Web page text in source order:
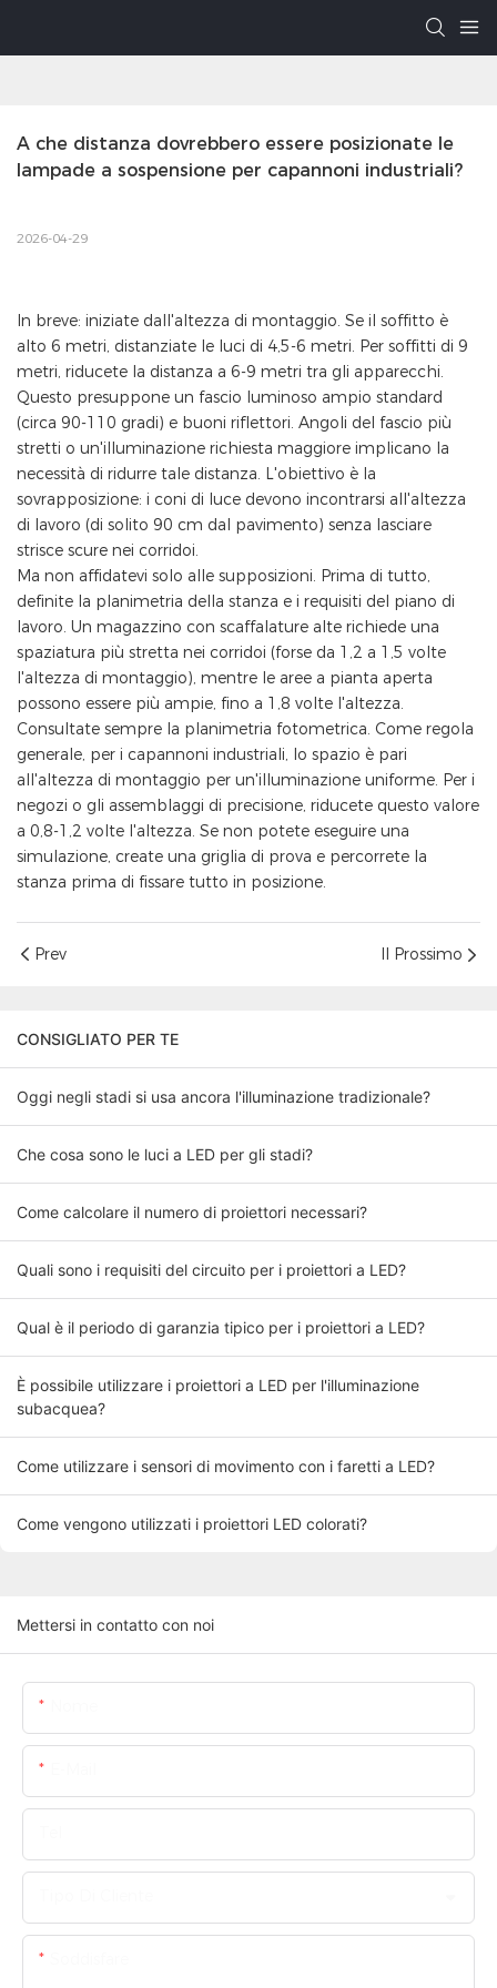
A che distanza dovrebbero essere posizionate le
lampade a sospensione per capannoni industriali?
2026-04-29
In breve: iniziate dall'altezza di montaggio. Se il soffitto è
alto 6 metri, distanziate le luci di 4,5-6 metri. Per soffitti di 9
metri, riducete la distanza a 6-9 metri tra gli apparecchi.
Questo presuppone un fascio luminoso ampio standard
(circa 90-110 gradi) e buoni riflettori. Angoli del fascio più
stretti o un'illuminazione richiesta maggiore implicano la
necessità di ridurre tale distanza. L'obiettivo è la
sovrapposizione: i coni di luce devono incontrarsi all'altezza
di lavoro (di solito 90 cm dal pavimento) senza lasciare
strisce scure nei corridoi.
Ma non affidatevi solo alle supposizioni. Prima di tutto,
definite la planimetria della stanza e i requisiti del piano di
lavoro. Un magazzino con scaffalature alte richiede una
spaziatura più stretta nei corridoi (forse da 1,2 a 1,5 volte
l'altezza di montaggio), mentre le aree a pianta aperta
possono essere più ampie, fino a 1,8 volte l'altezza.
Consultate sempre la planimetria fotometrica. Come regola
generale, per i capannoni industriali, lo spazio è pari
all'altezza di montaggio per un'illuminazione uniforme. Per i
negozi o gli assemblaggi di precisione, riducete questo valore
a 0,8-1,2 volte l'altezza. Se non potete eseguire una
simulazione, create una griglia di prova e percorrete la
stanza prima di fissare tutto in posizione.
Prev Il Prossimo
CONSIGLIATO PER TE
Oggi negli stadi si usa ancora l'illuminazione tradizionale?
Che cosa sono le luci a LED per gli stadi?
Come calcolare il numero di proiettori necessari?
Quali sono i requisiti del circuito per i proiettori a LED?
Qual è il periodo di garanzia tipico per i proiettori a LED?
È possibile utilizzare i proiettori a LED per l'illuminazione
subacquea?
Come utilizzare i sensori di movimento con i faretti a LED?
Come vengono utilizzati i proiettori LED colorati?
Mettersi in contatto con noi